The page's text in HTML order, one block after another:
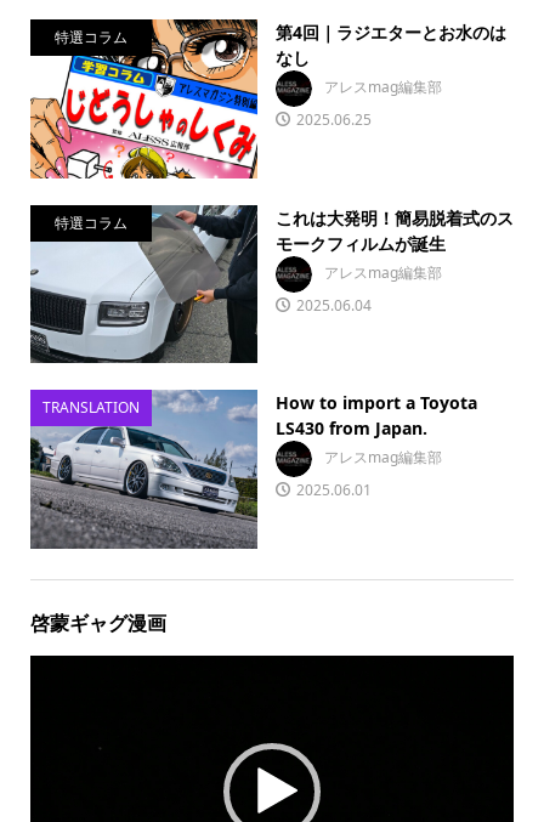
特選コラム
第4回｜ラジエターとお水のは
なし
アレスmag編集部
2025.06.25
特選コラム
これは大発明！簡易脱着式のス
モークフィルムが誕生
アレスmag編集部
2025.06.04
TRANSLATION
How to import a Toyota
LS430 from Japan.
アレスmag編集部
2025.06.01
啓蒙ギャグ漫画